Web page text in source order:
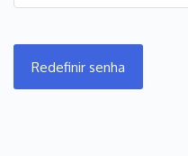
Redefinir senha